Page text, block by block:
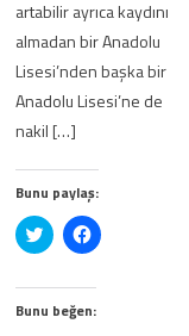
artabilir ayrıca kaydını
almadan bir Anadolu
Lisesi’nden başka bir
Anadolu Lisesi’ne de
nakil […]
Bunu paylaş:
Twitter
üzerinde
tıklayın
(Yeni
pencerede
Facebook'ta
paylaşmak
(Yeni
pencerede
Bunu beğen: